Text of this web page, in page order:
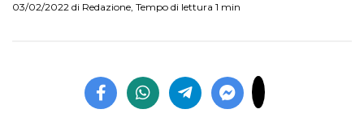
03/02/2022 di Redazione, Tempo di lettura 1 min